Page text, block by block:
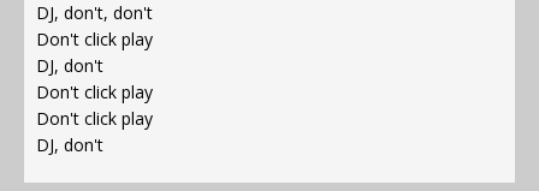
DJ, don't, don't
Don't click play
DJ, don't
Don't click play
Don't click play
DJ, don't